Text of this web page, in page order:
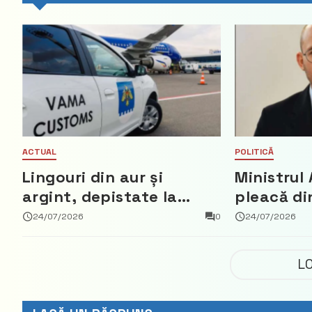
ACTUAL
Lingouri din aur și
argint, depistate la
vama Aeroport
24/07/2026 0
POLITICĂ
Ministrul
pleacă
ce a
Democrat
24/07/2026